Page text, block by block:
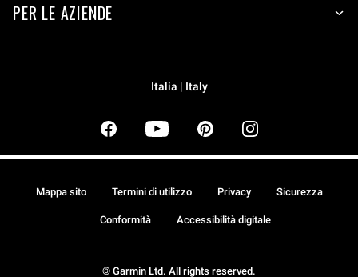
PER LE AZIENDE
Italia | Italy
© Garmin Ltd. All rights reserved.
Mappa sito Termini di utilizzo Privacy Sicurezza
Conformità Accessibilità digitale